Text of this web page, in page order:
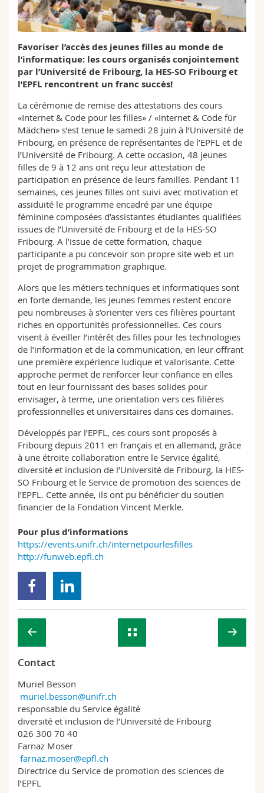
Sciences et médecine
Collaborateurs
Webmail
Programme des cours
MyUnifr
Favoriser l’accès des jeunes filles au monde de
l’informatique: les cours organisés conjointement
par l’Université de Fribourg, la HES-SO Fribourg et
l’EPFL rencontrent un franc succès!
La cérémonie de remise des attestations des cours
«Internet & Code pour les filles» / «Internet & Code für
Mädchen» s’est tenue le samedi 28 juin à l’Université de
Fribourg, en présence de représentantes de l’EPFL et de
l’Université de Fribourg. A cette occasion, 48 jeunes
filles de 9 à 12 ans ont reçu leur attestation de
participation en présence de leurs familles. Pendant 11
semaines, ces jeunes filles ont suivi avec motivation et
assiduité le programme encadré par une équipe
féminine composées d’assistantes étudiantes qualifiées
issues de l’Université de Fribourg et de la HES-SO
Fribourg. A l’issue de cette formation, chaque
participante a pu concevoir son propre site web et un
projet de programmation graphique.
Alors que les métiers techniques et informatiques sont
en forte demande, les jeunes femmes restent encore
peu nombreuses à s’orienter vers ces filières pourtant
riches en opportunités professionnelles. Ces cours
visent à éveiller l’intérêt des filles pour les technologies
de l’information et de la communication, en leur offrant
une première expérience ludique et valorisante. Cette
approche permet de renforcer leur confiance en elles
tout en leur fournissant des bases solides pour
envisager, à terme, une orientation vers ces filières
professionnelles et universitaires dans ces domaines.
Développés par l’EPFL, ces cours sont proposés à
Fribourg depuis 2011 en français et en allemand, grâce
à une étroite collaboration entre le Service égalité,
diversité et inclusion de l’Université de Fribourg, la HES-
SO Fribourg et le Service de promotion des sciences de
l’EPFL. Cette année, ils ont pu bénéficier du soutien
financier de la Fondation Vincent Merkle.
Pour plus d’informations
https://events.unifr.ch/internetpourlesfilles
http://funweb.epfl.ch
Contact
Muriel Besson
muriel.besson@unifr.ch
responsable du Service égalité
diversité et inclusion de l’Université de Fribourg
026 300 70 40
Farnaz Moser
farnaz.moser@epfl.ch
Directrice du Service de promotion des sciences de
l’EPFL